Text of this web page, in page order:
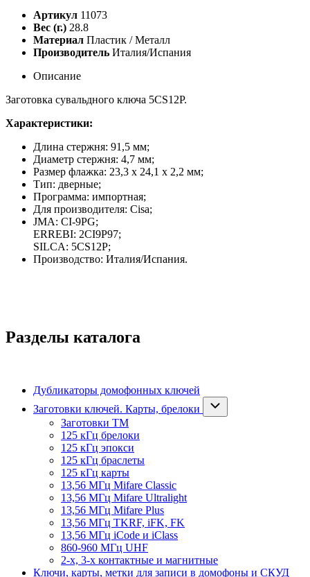
Артикул 11073
Вес (г.) 28.8
Материал Пластик / Металл
Производитель Италия/Испания
Описание
Заготовка сувальдного ключа 5CS12P.
Характеристики:
Длина стержня: 91,5 мм;
Диаметр стержня: 4,7 мм;
Размер флажка: 23,3 х 24,1 х 2,2 мм;
Тип: дверные;
Программа: импортная;
Для производителя: Cisa;
JMA: CI-9PG;
ERREBI: 2CI9P97;
SILCA: 5CS12P;
Производство: Италия/Испания.
Разделы каталога
Дубликаторы домофонных ключей
Заготовки ключей. Карты, брелоки
Заготовки ТМ
125 кГц брелоки
125 кГц эпокси
125 кГц браслеты
125 кГц карты
13,56 МГц Mifare Classic
13,56 МГц Mifare Ultralight
13,56 МГц Mifare Plus
13,56 МГц TKRF, iFK, FK
13,56 МГц iCode и iClass
860-960 МГц UHF
2-х, 3-х контактные и магнитные
Ключи, карты, метки для записи в домофоны и СКУД